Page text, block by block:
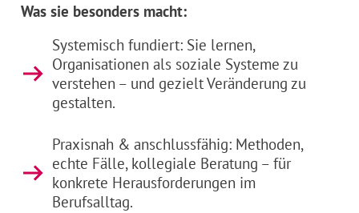
Was sie besonders macht:
Systemisch fundiert: Sie lernen,
Organisationen als soziale Systeme zu
verstehen – und gezielt Veränderung zu
gestalten.
Praxisnah & anschlussfähig: Methoden,
echte Fälle, kollegiale Beratung – für
konkrete Herausforderungen im
Berufsalltag.